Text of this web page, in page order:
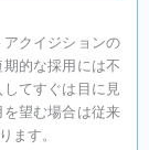
クイジションの
的な採用には不
てすぐは目に見
望む場合は従来
ます。